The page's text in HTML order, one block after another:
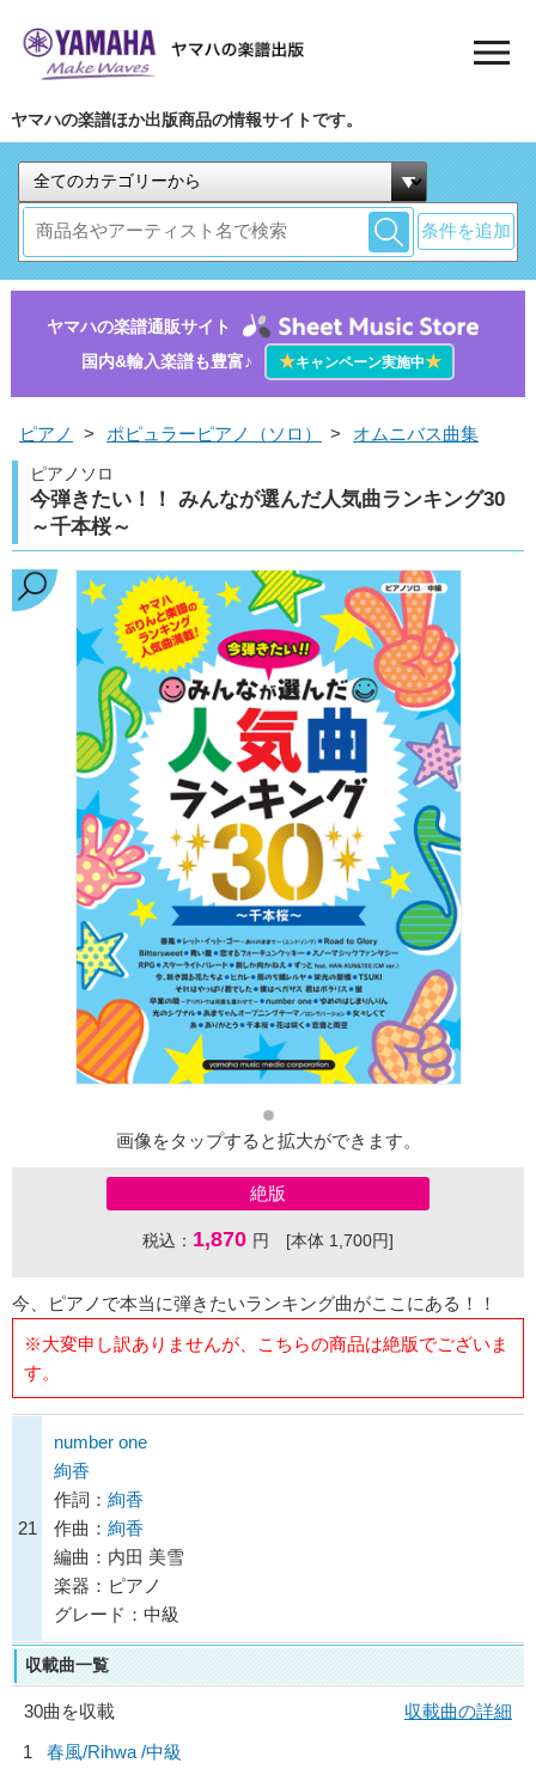
ヤマハの楽譜ほか出版商品の情報サイトです。
条件を追加
ヤマハの楽譜通販サイト
国内&輸入楽譜も豊富♪
★キャンペーン実施中★
ピアノ > ポピュラーピアノ（ソロ） > オムニバス曲集
ピアノソロ
今弾きたい！！ みんなが選んだ人気曲ランキング30
～千本桜～
画像をタップすると拡大ができます。
絶版
税込： 1,870 円 [本体 1,700円]
今、ピアノで本当に弾きたいランキング曲がここにある！！
※大変申し訳ありませんが、こちらの商品は絶版でございま
す。
21
number one
絢香
作詞： 絢香
作曲： 絢香
編曲：内田 美雪
楽器：ピアノ
グレード：中級
収載曲一覧
30曲を収載
収載曲の詳細
1
春風/Rihwa /中級